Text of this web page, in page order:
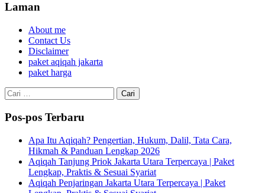
Laman
About me
Contact Us
Disclaimer
paket aqiqah jakarta
paket harga
Cari
untuk:
Pos-pos Terbaru
Apa Itu Aqiqah? Pengertian, Hukum, Dalil, Tata Cara,
Hikmah & Panduan Lengkap 2026
Aqiqah Tanjung Priok Jakarta Utara Terpercaya | Paket
Lengkap, Praktis & Sesuai Syariat
Aqiqah Penjaringan Jakarta Utara Terpercaya | Paket